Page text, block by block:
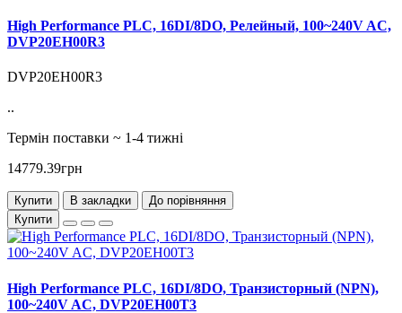
High Performance PLC, 16DI/8DO, Релейный, 100~240V AC,
DVP20EH00R3
DVP20EH00R3
..
Термін поставки ~ 1-4 тижні
14779.39грн
Купити В закладки
До порівняння
Купити
High Performance PLC, 16DI/8DO, Транзисторный (NPN),
100~240V AC, DVP20EH00T3